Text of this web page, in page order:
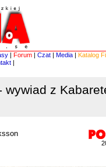
| Forum | Czat | Media | Katalog
|
z